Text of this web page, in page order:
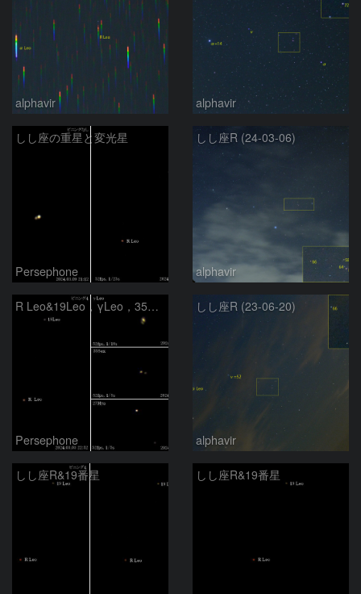
alphavir alphavir
しし座の重星と変光星
Persephone
しし座R (24-03-06)
alphavir
R Leo&19Leo，γLeo，35Sex，27Hya
Persephone
しし座R (23-06-20)
alphavir
しし座R&19番星 しし座R&19番星